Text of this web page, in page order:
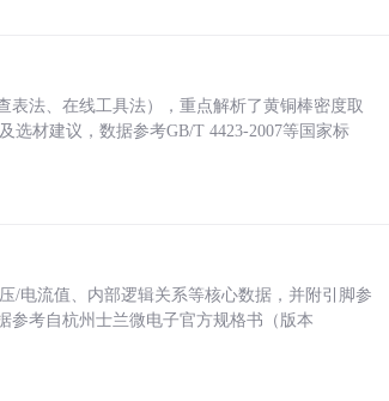
法、在线工具法），重点解析了黄铜棒密度取
选材建议，数据参考GB/T 4423-2007等国家标
/电流值、内部逻辑关系等核心数据，并附引脚参
参考自杭州士兰微电子官方规格书（版本